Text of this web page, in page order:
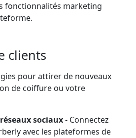
fonctionnalités marketing
clients
pour attirer de nouveaux
de coiffure ou votre
sociaux- Connectez
avec les plateformes de